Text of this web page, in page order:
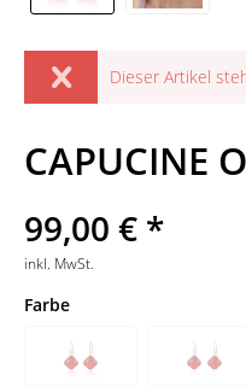
Dieser Artikel
CAPUCINE
99,00 € *
inkl. MwSt.
Farbe